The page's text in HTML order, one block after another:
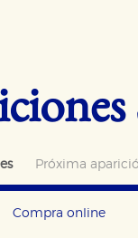
Próxima
Compra online